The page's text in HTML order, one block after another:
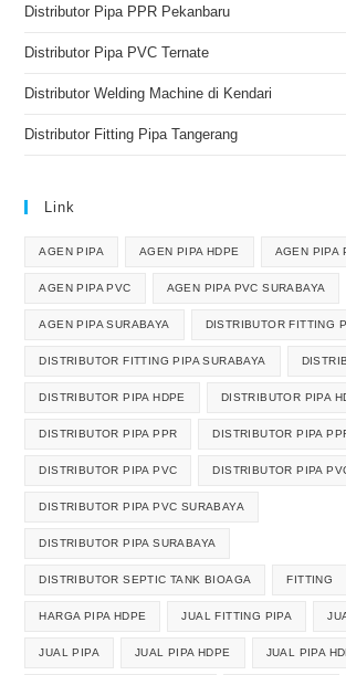
Distributor Pipa PPR Pekanbaru
Distributor Pipa PVC Ternate
Distributor Welding Machine di Kendari
Distributor Fitting Pipa Tangerang
Link
AGEN PIPA AGEN PIPA HDPE AGEN PIPA
AGEN PIPA PVC AGEN PIPA PVC SURABAYA
AGEN PIPA SURABAYA DISTRIBUTOR FITTING
DISTRIBUTOR FITTING PIPA SURABAYA
DISTRIBUTOR PIPA HDPE DISTRIBUTOR PIPA
DISTRIBUTOR PIPA PPR DISTRIBUTOR PIPA
DISTRIBUTOR PIPA PVC DISTRIBUTOR PIPA
DISTRIBUTOR PIPA PVC SURABAYA
DISTRIBUTOR PIPA SURABAYA
DISTRIBUTOR SEPTIC TANK BIOAGA FITTING
HARGA PIPA HDPE JUAL FITTING PIPA
JUAL PIPA JUAL PIPA HDPE JUAL PIPA